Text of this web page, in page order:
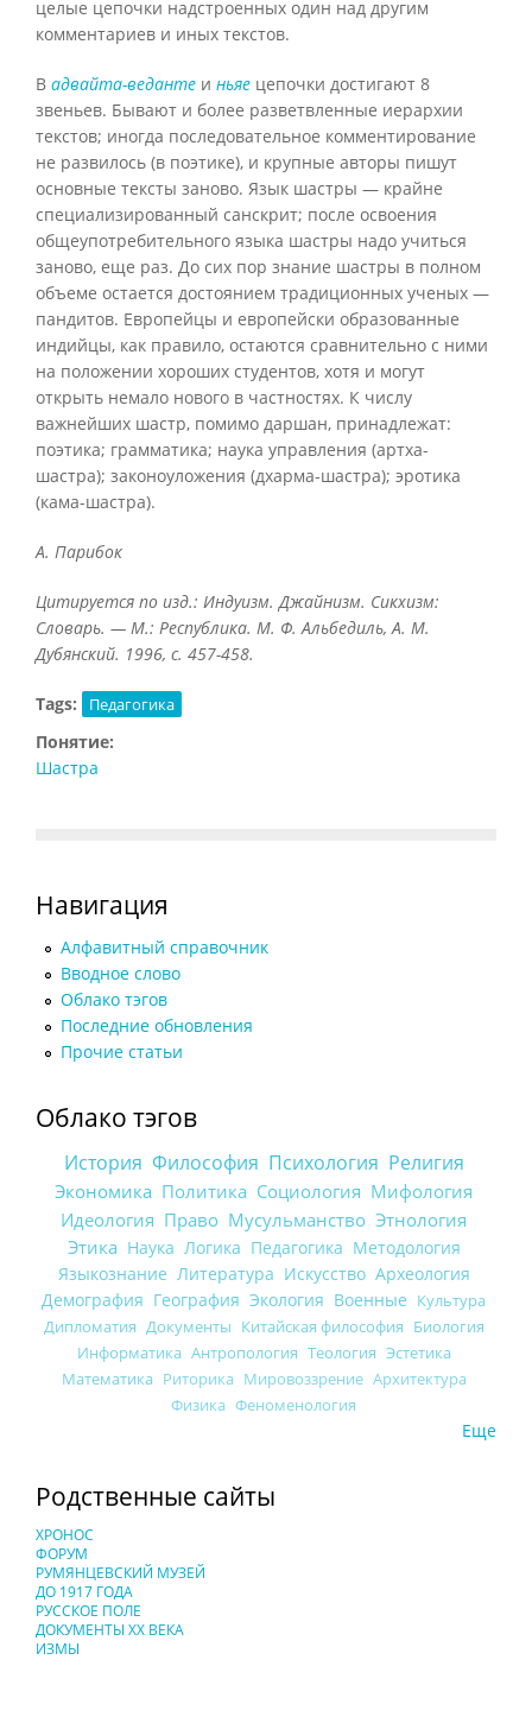
целые цепочки надстроенных один над другим
комментариев и иных текстов.
В адвайта-веданте и ньяе цепочки достигают 8
звеньев. Бывают и более разветвленные иерархии
текстов; иногда последовательное комментирование
не развилось (в поэтике), и крупные авторы пишут
основные тексты заново. Язык шастры — крайне
специализированный санскрит; после освоения
общеупотребительного языка шастры надо учиться
заново, еще раз. До сих пор знание шастры в полном
объеме остается достоянием традиционных ученых —
пандитов. Европейцы и европейски образованные
индийцы, как правило, остаются сравнительно с ними
на положении хороших студентов, хотя и могут
открыть немало нового в частностях. К числу
важнейших шастр, помимо даршан, принадлежат:
поэтика; грамматика; наука управления (артха-
шастра); законоуложения (дхарма-шастра); эротика
(кама-шастра).
А. Парибок
Цитируется по изд.: Индуизм. Джайнизм. Сикхизм:
Словарь. — М.: Республика. М. Ф. Альбедиль, А. М.
Дубянский. 1996, с. 457-458.
Tags: Педагогика
Понятие:
Шастра
Навигация
Алфавитный справочник
Вводное слово
Облако тэгов
Последние обновления
Прочие статьи
Облако тэгов
История Философия Психология Религия
Экономика Политика Социология Мифология
Идеология Право Мусульманство Этнология
Этика Наука Логика Педагогика Методология
Языкознание Литература Искусство Археология
Демография География Экология Военные Культура
Дипломатия Документы Китайская философия Биология
Информатика Антропология Теология Эстетика
Математика Риторика Мировоззрение Архитектура
Физика Феноменология
Еще
Родственные сайты
ХРОНОС
ФОРУМ
РУМЯНЦЕВСКИЙ МУЗЕЙ
ДО 1917 ГОДА
РУССКОЕ ПОЛЕ
ДОКУМЕНТЫ XX ВЕКА
ИЗМЫ